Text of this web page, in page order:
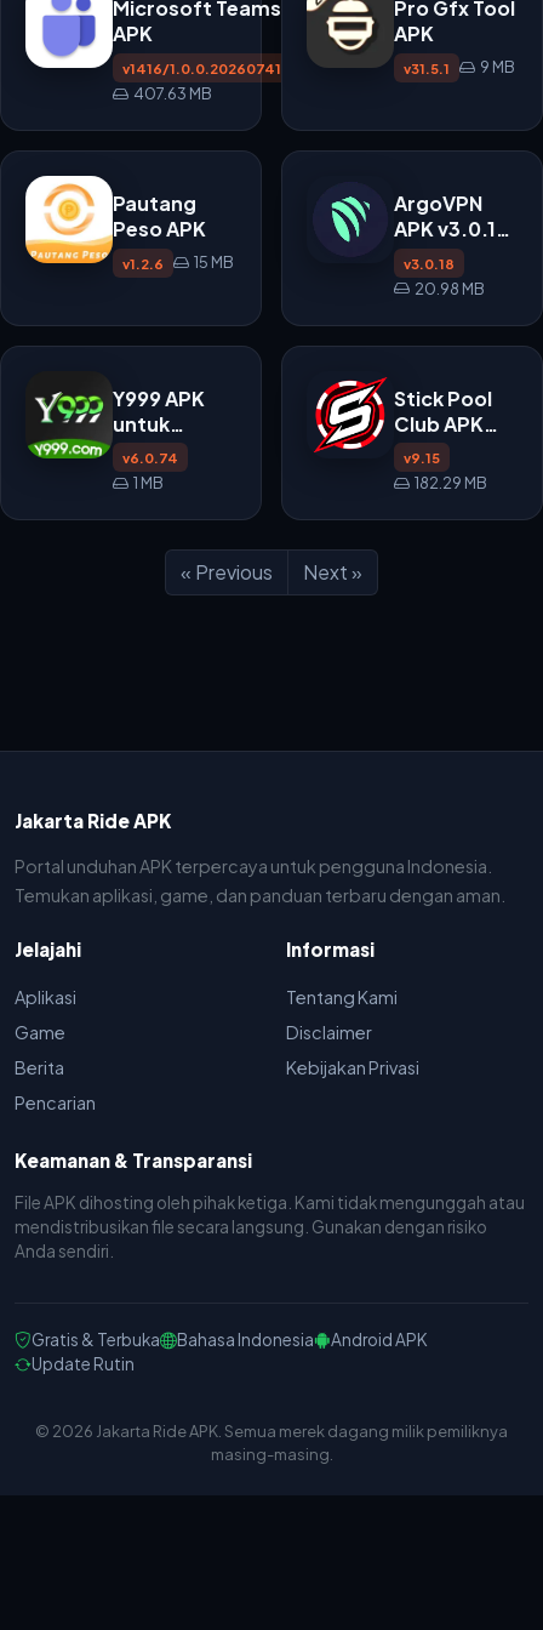
Microsoft Teams
APK
v1416/1.0.0.2026074102
407.63 MB
Pro Gfx Tool
APK
v31.5.1 9 MB
Pautang
Peso APK
v1.2.6 15 MB
ArgoVPN
APK v3.0.18
untuk
Android
v3.0.18
20.98 MB
Y999 APK
untuk
Android
v6.0.74
1 MB
Stick Pool
Club APK
v9.15 untuk
Android
v9.15
182.29 MB
« Previous Next »
Jakarta Ride APK
Portal unduhan APK terpercaya untuk pengguna Indonesia.
Temukan aplikasi, game, dan panduan terbaru dengan aman.
Jelajahi
Aplikasi
Game
Berita
Pencarian
Informasi
Tentang Kami
Disclaimer
Kebijakan Privasi
Keamanan & Transparansi
File APK dihosting oleh pihak ketiga. Kami tidak mengunggah atau
mendistribusikan file secara langsung. Gunakan dengan risiko
Anda sendiri.
Gratis & Terbuka Bahasa Indonesia
Android APK
Update Rutin
© 2026 Jakarta Ride APK. Semua merek dagang milik pemiliknya
masing-masing.